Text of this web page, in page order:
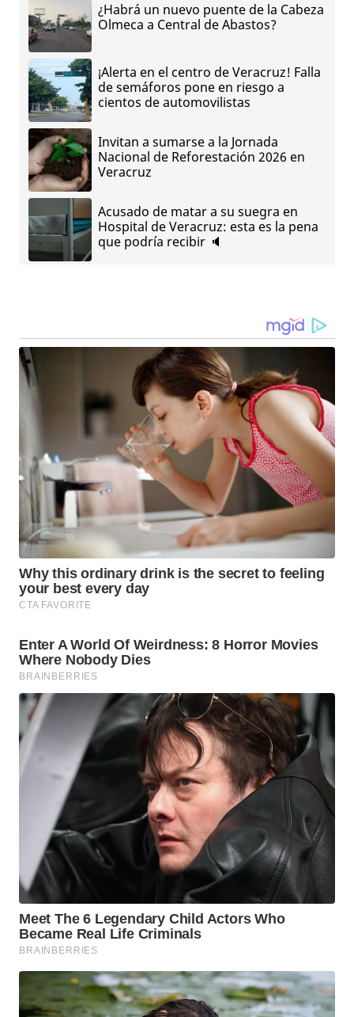
¿Habrá un nuevo puente de la Cabeza
Olmeca a Central de Abastos?
¡Alerta en el centro de Veracruz! Falla
de semáforos pone en riesgo a
cientos de automovilistas
Invitan a sumarse a la Jornada
Nacional de Reforestación 2026 en
Veracruz
Acusado de matar a su suegra en
Hospital de Veracruz: esta es la pena
que podría recibir 🔈